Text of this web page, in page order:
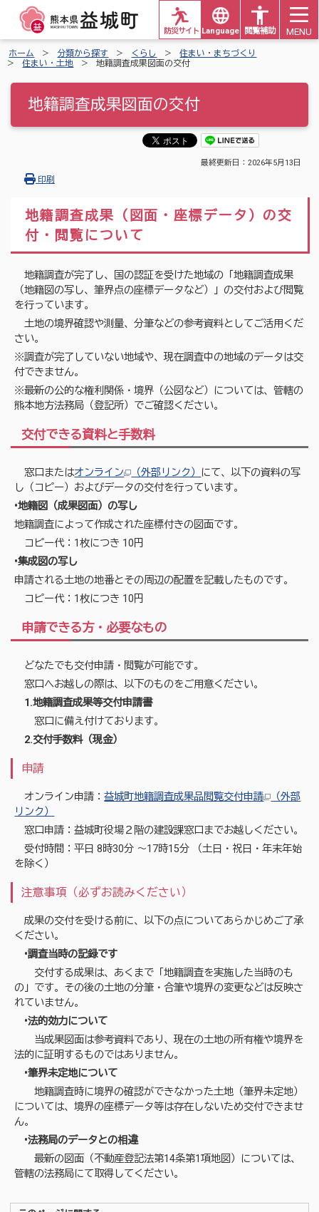
Languages 閲覧補助
防災サイト MENU
ホーム 分類から探す くらし
住まい・まちづくり
住まい・土地
地籍調査成果図面の交付
地籍調査成果図面の交付
最終更新日： 2026年5月13日
印刷
地籍調査成果（図面・座標データ）の交
付・閲覧について
地籍調査が完了し、国の認証を受けた地域の「地籍調査成果
（地籍図の写し、筆界点の座標データなど）」の交付および閲覧
を行っています。
土地の境界確認や測量、分筆などの参考資料としてご活用くだ
さい。
※調査が完了していない地域や、現在調査中の地域のデータは交
付できません。
※最新の公的な権利関係・境界（公図など）については、管轄の
熊本地方法務局（登記所）でご確認ください。
交付できる資料と手数料
窓口またはオンライン （外部リンク） にて、以下の資料の写
し（コピー）およびデータの交付を行っています。
•地籍図（成果図面）の写し
地籍調査によって作成された座標付きの図面です。
コピー代：1枚につき 10円
•集成図の写し
申請される土地の地番とその周辺の配置を記載したものです。
コピー代：1枚につき 10円
申請できる方・必要なもの
どなたでも交付申請・閲覧が可能です。
窓口へお越しの際は、以下のものをご用意ください。
1.地籍調査成果等交付申請書
窓口に備え付けております。
2.交付手数料（現金）
申請
オンライン申請：益城町地籍調査成果品閲覧交付申請
（外部
リンク）
窓口申請：益城町役場２階の建設課窓口までお越しください。
受付時間：平日 8時30分 ～17時15分 （土日・祝日・年末年始
を除く）
注意事項（必ずお読みください）
成果の交付を受ける前に、以下の点についてあらかじめご了承
ください。
•調査当時の記録です
交付する成果は、あくまで「地籍調査を実施した当時のも
の」です。その後の土地の分筆・合筆や境界の変更などは反映さ
れていません。
•法的効力について
当成果図面は参考資料であり、現在の土地の所有権や境界を
法的に証明するものではありません。
•筆界未定地について
地籍調査時に境界の確認ができなかった土地（筆界未定地）
については、境界の座標データ等は存在しないため交付できませ
ん。
•法務局のデータとの相違
最新の図面（不動産登記法第14条第1項地図）については、
管轄の法務局にて取得してください。